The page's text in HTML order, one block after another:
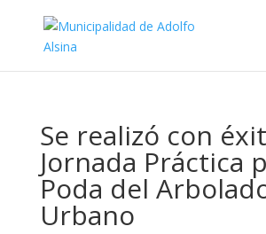
Se realizó con
Jornada Práctica
Poda del
Urbano